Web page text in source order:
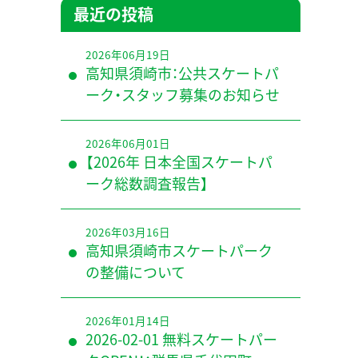
最近の投稿
2026年06月19日
高知県須崎市：公共スケートパ
ーク・スタッフ募集のお知らせ
2026年06月01日
【2026年 日本全国スケートパ
ーク総数調査報告】
2026年03月16日
高知県須崎市スケートパーク
の整備について
2026年01月14日
2026-02-01 無料スケートパー